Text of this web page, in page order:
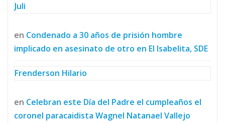
Juli
en Condenado a 30 años de prisión hombre
implicado en asesinato de otro en El Isabelita, SDE
Frenderson Hilario
en Celebran este Día del Padre el cumpleaños el
coronel paracaidista Wagnel Natanael Vallejo